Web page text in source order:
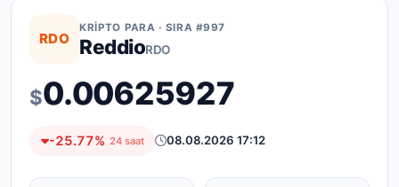
RDO
KRIPTO PARA · SIRA #997
ReddioRDO
$0.00625927
-25.77% 24 saat 08.08.2026 17:12